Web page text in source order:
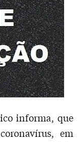
informa, que
em